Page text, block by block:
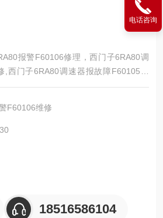
报警F60106修理，西门子6RA80调
西门子6RA80调速器报故障F60105维
故障F60104维修，西门子6RA80调速
F60094维修，西门子调速器6RA80报警
器6RA80报警F600
F60106维修
18516586104
电话咨询